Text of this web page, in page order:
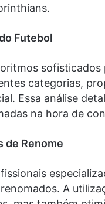
Futebol
categorias,
Essa análise
na hora de
de Renome
A